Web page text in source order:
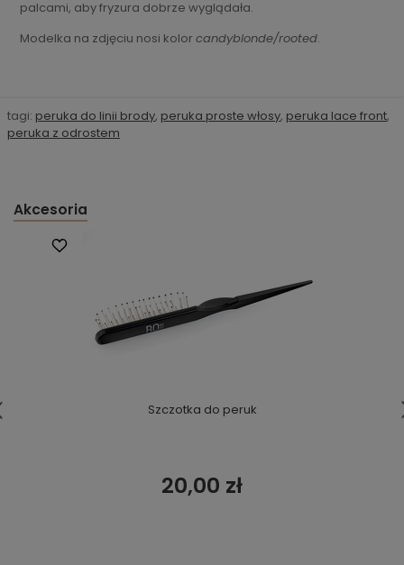
palcami, aby fryzura dobrze wyglądała.
Modelka na zdjęciu nosi kolor candyblonde/rooted.
tagi: peruka do linii brody, peruka proste włosy, peruka lace front,
peruka z odrostem
Akcesoria
Szczotka do peruk
20,00 zł